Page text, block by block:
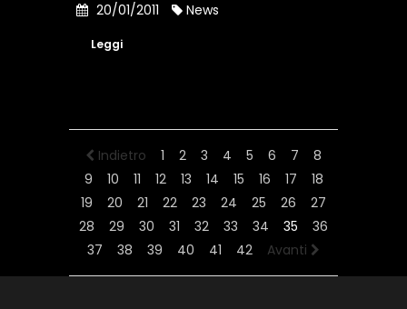
20/01/2011 News
Leggi
Indietro 1 2 3 4 5 6 7
8
9
10 11 12 13 14 15 16 17
18
19
20 21 22 23 24 25 26
27
28
29 30 31 32 33 34 35
36
37
38 39 40 41 42 Avanti